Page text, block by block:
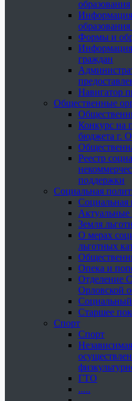
образования
Формы и
Информация
граждан
Навигатор
Общественные
Конкурс на
бюджета г.
Реестр
поддержки
Социальная
Социальная
Земля
О мерах
льготных
Опека и
Отделение
Орловской
Социальный
Старшее
Спорт
Спорт
ГТО
.....